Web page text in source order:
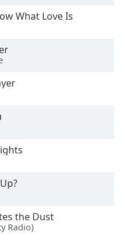
What Love Is
the Dust
Radio)